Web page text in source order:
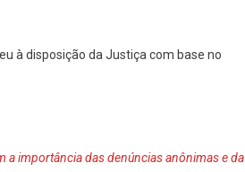
à disposição da Justiça com base no
importância das denúncias anônimas e da